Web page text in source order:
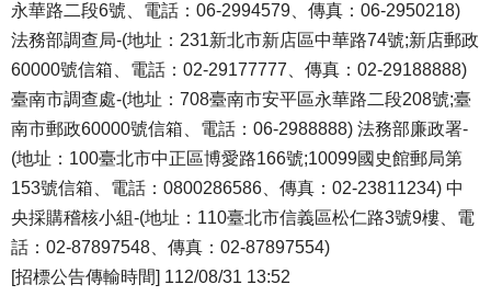
永華路二段6號、電話：06-2994579、傳真：06-2950218)
法務部調查局-(地址：231新北市新店區中華路74號;新店郵政
60000號信箱、電話：02-29177777、傳真：02-29188888)
臺南市調查處-(地址：708臺南市安平區永華路二段208號;臺
南市郵政60000號信箱、電話：06-2988888) 法務部廉政署-
(地址：100臺北市中正區博愛路166號;10099國史館郵局第
153號信箱、電話：0800286586、傳真：02-23811234) 中
央採購稽核小組-(地址：110臺北市信義區松仁路3號9樓、電
話：02-87897548、傳真：02-87897554)
[招標公告傳輸時間] 112/08/31 13:52